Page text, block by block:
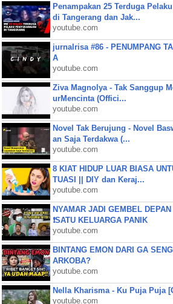
Penampakan 25 Terduga
di Tangerang dan Jak...
youtube.com
jurnalrisa #86 - PENUMPANG
A
youtube.com
Ziva Magnolya - Tak Sanggup
urMencinta (Offici...
youtube.com
Novel Tak Berujung - Novel
an Saja Terdakwa (...
youtube.com
8 KIAT HIDUP LUAR BIASA
TUASI || DIY dan Keraj...
youtube.com
NYAMAR JADI GEMBEL
❗SATU KELUARGA PANIK
youtube.com
BINTANG EMON DARI GA
ARKOBA?
youtube.com
Nella Kharisma - Ku Puja Puja
youtube.com